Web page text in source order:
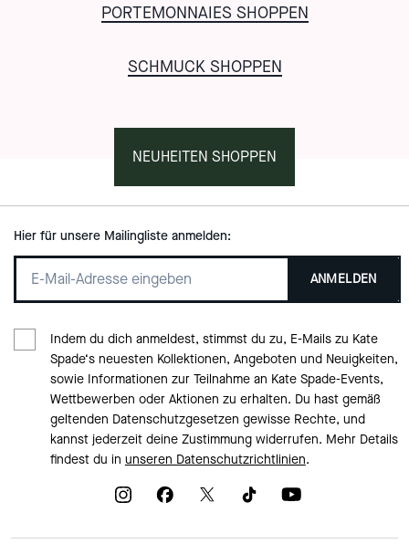
PORTEMONNAIES SHOPPEN
SCHMUCK SHOPPEN
NEUHEITEN SHOPPEN
Hier für unsere Mailingliste anmelden:
ANMELDEN
Indem du dich anmeldest, stimmst du zu, E-Mails zu Kate
Spade‘s neuesten Kollektionen, Angeboten und Neuigkeiten,
sowie Informationen zur Teilnahme an Kate Spade-Events,
Wettbewerben oder Aktionen zu erhalten. Du hast gemäß
geltenden Datenschutzgesetzen gewisse Rechte, und
kannst jederzeit deine Zustimmung widerrufen. Mehr Details
findest du in unseren Datenschutzrichtlinien.